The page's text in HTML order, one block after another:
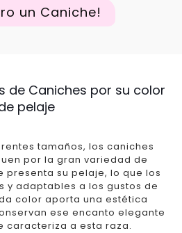
un Caniche!
de Caniches por su color
pelaje
tamaños, los caniches
por la gran variedad de
presenta su pelaje, lo que los
y adaptables a los gustos de
color aporta una estética
ese encanto elegante
caracteriza a esta raza.